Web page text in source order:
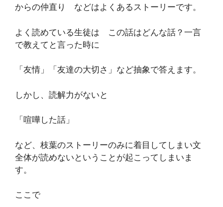
からの仲直り などはよくあるストーリーです。
よく読めている生徒は この話はどんな話？一言
で教えてと言った時に
「友情」「友達の大切さ」など抽象で答えます。
しかし、読解力がないと
「喧嘩した話」
など、枝葉のストーリーのみに着目してしまい文
全体が読めないということが起こってしまいま
す。
ここで